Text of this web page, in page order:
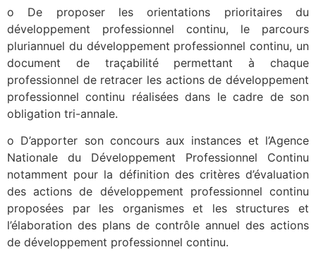
o De proposer les orientations prioritaires du
développement professionnel continu, le parcours
pluriannuel du développement professionnel continu, un
document de traçabilité permettant à chaque
professionnel de retracer les actions de développement
professionnel continu réalisées dans le cadre de son
obligation tri-annale.
o D’apporter son concours aux instances et l’Agence
Nationale du Développement Professionnel Continu
notamment pour la définition des critères d’évaluation
des actions de développement professionnel continu
proposées par les organismes et les structures et
l’élaboration des plans de contrôle annuel des actions
de développement professionnel continu.